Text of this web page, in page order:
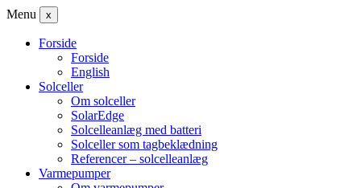
Menu x
Forside
Forside
English
Solceller
Om solceller
SolarEdge
Solcelleanlæg med batteri
Solceller som tagbeklædning
Referencer – solcelleanlæg
Varmepumper